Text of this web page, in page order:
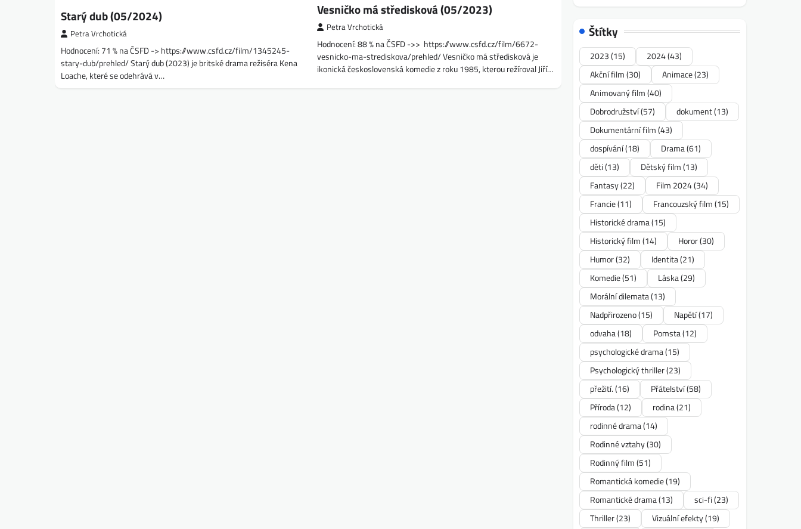
Starý dub (05/2024)
Petra Vrchotická
Hodnocení: 71 % na ČSFD -> https://www.csfd.cz/film/1345245-
stary-dub/prehled/ Starý dub (2023) je britské drama režiséra Kena
Loache, které se odehrává v…
Vesničko má středisková (05/2023)
Petra Vrchotická
Hodnocení: 88 % na ČSFD ->> https://www.csfd.cz/film/6672-
vesnicko-ma-strediskova/prehled/ Vesničko má středisková je
ikonická československá komedie z roku 1985, kterou režíroval Jiří…
Štítky
2023(15) 2024(43)
Akční film(30) Animace(23)
Animovaný film(40)
Dobrodružství(57) dokument(13)
Dokumentární film(43)
dospívání(18) Drama(61)
děti(13) Dětský film(13)
Fantasy(22) Film 2024(34)
Francie(11) Francouzský film(15)
Historické drama(15)
Historický film(14) Horor(30)
Humor(32) Identita(21)
Komedie(51) Láska(29)
Morální dilemata(13)
Nadpřirozeno(15) Napětí(17)
odvaha(18) Pomsta(12)
psychologické drama(15)
Psychologický thriller(23)
přežití.(16) Přátelství(58)
Příroda(12) rodina(21)
rodinné drama(14)
Rodinné vztahy(30)
Rodinný film(51)
Romantická komedie(19)
Romantické drama(13) sci-fi(23)
Thriller(23) Vizuální efekty(19)